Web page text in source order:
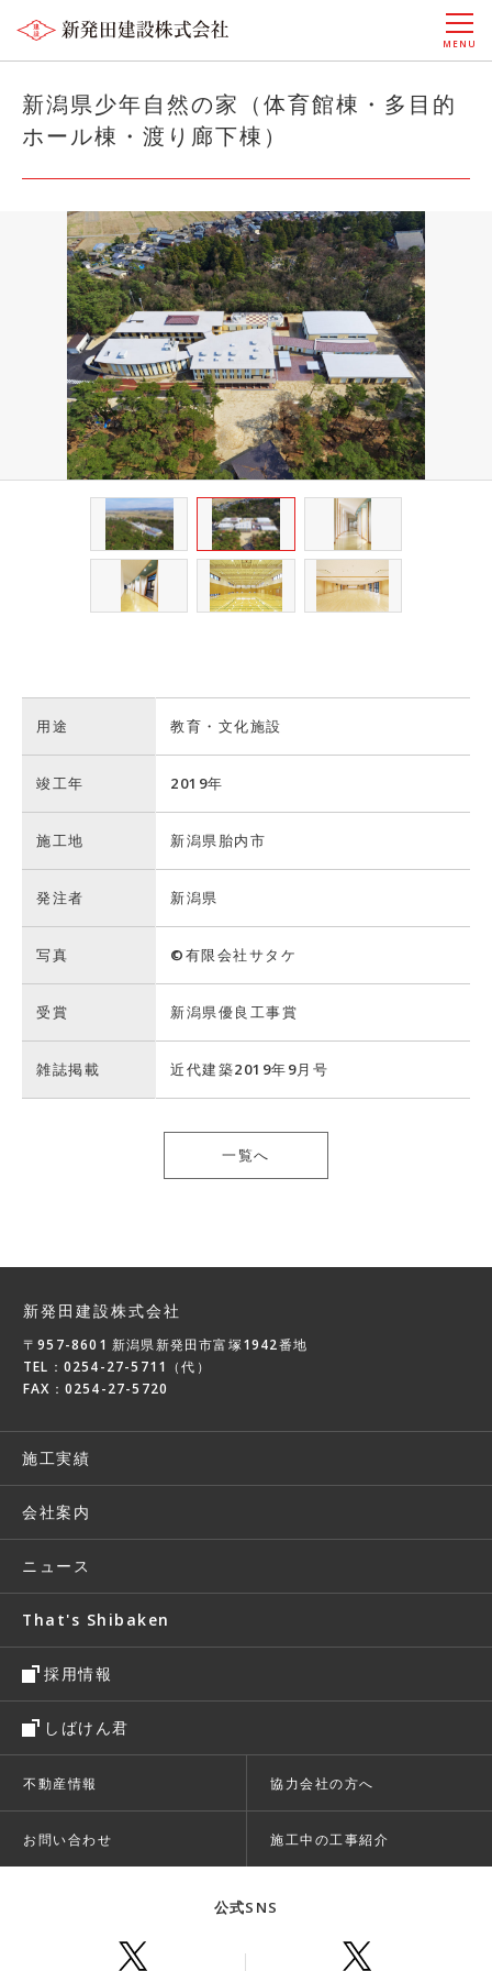
MENU
新潟県少年自然の家（体育館棟・多目的
ホール棟・渡り廊下棟）
用途 教育・文化施設
竣工年 2019年
施工地 新潟県胎内市
発注者 新潟県
写真 ©有限会社サタケ
受賞 新潟県優良工事賞
雑誌掲載 近代建築2019年9月号
一覧へ
新発田建設株式会社
〒957-8601 新潟県新発田市富塚1942番地
TEL：0254-27-5711（代）
FAX：0254-27-5720
施工実績
会社案内
ニュース
That's Shibaken
採用情報
しばけん君
不動産情報 協力会社の方へ
お問い合わせ 施工中の工事紹介
公式SNS